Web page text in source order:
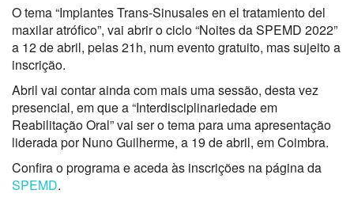
O tema “Implantes Trans-Sinusales en el tratamiento del
maxilar atrófico”, vai abrir o ciclo “Noites da SPEMD 2022”
a 12 de abril, pelas 21h, num evento gratuito, mas sujeito a
inscrição.
Abril vai contar ainda com mais uma sessão, desta vez
presencial, em que a “Interdisciplinariedade em
Reabilitação Oral” vai ser o tema para uma apresentação
liderada por Nuno Guilherme, a 19 de abril, em Coimbra.
Confira o programa e aceda às inscrições na página da
SPEMD.